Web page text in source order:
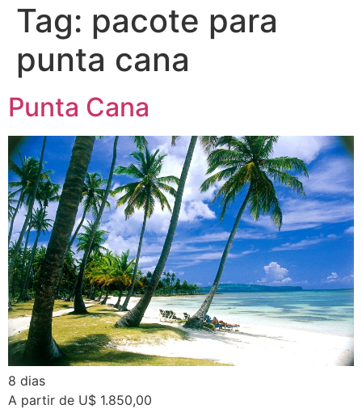
Tag: pacote para
punta cana
Punta Cana
8 dias
A partir de U$ 1.850,00